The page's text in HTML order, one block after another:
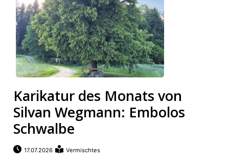
Karikatur des Monats von
Silvan Wegmann: Embolos
Schwalbe
17.07.2026 Vermischtes